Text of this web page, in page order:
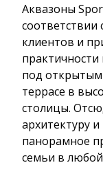
Аквазоны
клиентов и
практичности
под открытым
террасе в
столицы.
архитектуру
панорамное
семьи в